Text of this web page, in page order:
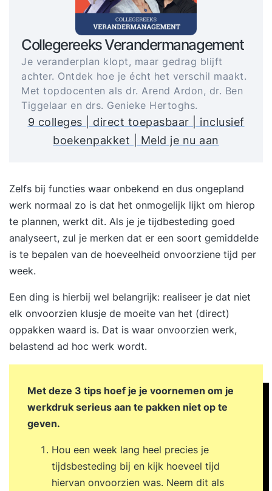
Collegereeks Verandermanagement
Je veranderplan klopt, maar gedrag blijft
achter. Ontdek hoe je écht het verschil maakt.
Met topdocenten als dr. Arend Ardon, dr. Ben
Tiggelaar en drs. Genieke Hertoghs.
9 colleges | direct toepasbaar | inclusief
boekenpakket | Meld je nu aan
Zelfs bij functies waar onbekend en dus ongepland
werk normaal zo is dat het onmogelijk lijkt om hierop
te plannen, werkt dit. Als je je tijdbesteding goed
analyseert, zul je merken dat er een soort gemiddelde
is te bepalen van de hoeveelheid onvoorziene tijd per
week.
Een ding is hierbij wel belangrijk: realiseer je dat niet
elk onvoorzien klusje de moeite van het (direct)
oppakken waard is. Dat is waar onvoorzien werk,
belastend ad hoc werk wordt.
Met deze 3 tips hoef je je voornemen om je
werkdruk serieus aan te pakken niet op te
geven.
Hou een week lang heel precies je
tijdsbesteding bij en kijk hoeveel tijd
hiervan onvoorzien was. Neem dit als